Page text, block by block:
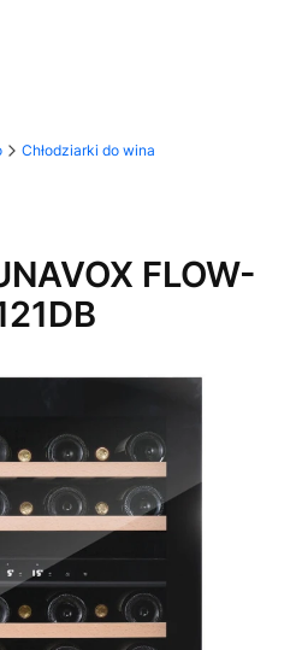
Chłodziarki do wina
FLOW-